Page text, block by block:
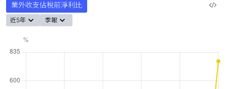
業外收支佔稅前淨利比
近5年 季報